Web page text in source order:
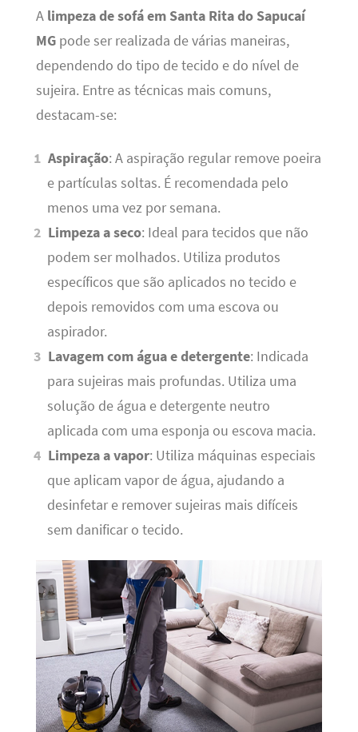
A limpeza de sofá em Santa Rita do Sapucaí
MGpode ser realizada de várias maneiras,
dependendo do tipo de tecido e do nível de
sujeira. Entre as técnicas mais comuns,
destacam-se:
Aspiração: A aspiração regular remove poeira
e partículas soltas. É recomendada pelo
menos uma vez por semana.
Limpeza a seco: Ideal para tecidos que não
podem ser molhados. Utiliza produtos
específicos que são aplicados no tecido e
depois removidos com uma escova ou
aspirador.
Lavagem com água e detergente: Indicada
para sujeiras mais profundas. Utiliza uma
solução de água e detergente neutro
aplicada com uma esponja ou escova macia.
Limpeza a vapor: Utiliza máquinas especiais
que aplicam vapor de água, ajudando a
desinfetar e remover sujeiras mais difíceis
sem danificar o tecido.